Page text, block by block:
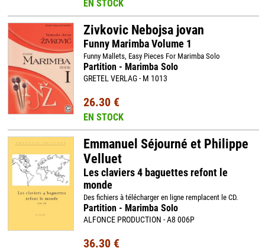
EN STOCK
Zivkovic Nebojsa jovan
Funny Marimba Volume 1
Funny Mallets, Easy Pieces For Marimba Solo
Partition - Marimba Solo
GRETEL VERLAG - M 1013
26.30 €
EN STOCK
Emmanuel Séjourné et Philippe
Velluet
Les claviers 4 baguettes refont le
monde
Des fichiers à télécharger en ligne remplacent le CD.
Partition - Marimba Solo
ALFONCE PRODUCTION - A8 006P
36.30 €